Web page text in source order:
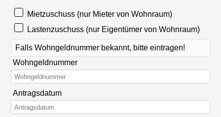
Mietzuschuss (nur Mieter von Wohnraum)
Lastenzuschuss (nur Eigentümer von Wohnraum)
Falls Wohngeldnummer bekannt, bitte eintragen!
Wohngeldnummer
Antragsdatum